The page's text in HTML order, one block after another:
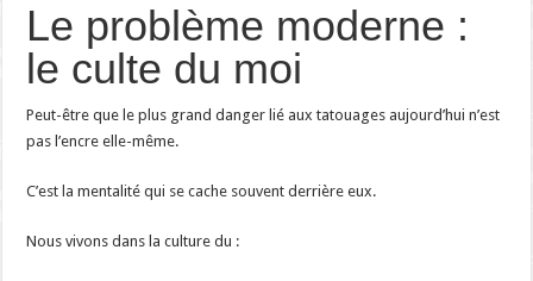
Le problème moderne :
le culte du moi
Peut-être que le plus grand danger lié aux tatouages aujourd’hui n’est
pas l’encre elle-même.
C’est la mentalité qui se cache souvent derrière eux.
Nous vivons dans la culture du :